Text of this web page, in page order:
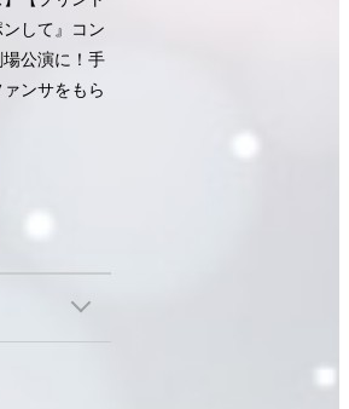
して』コン
公演に！手
ンサをもら